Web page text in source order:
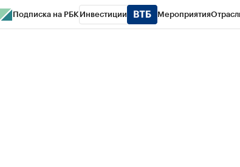
Подписка на РБК Инвестиции Мероприятия